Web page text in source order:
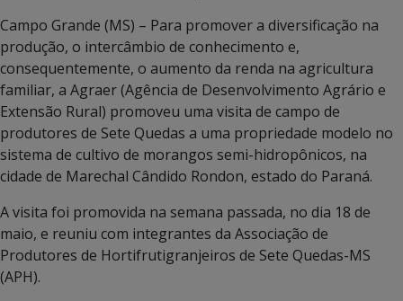
Campo Grande (MS) – Para promover a diversificação na
produção, o intercâmbio de conhecimento e,
consequentemente, o aumento da renda na agricultura
familiar, a Agraer (Agência de Desenvolvimento Agrário e
Extensão Rural) promoveu uma visita de campo de
produtores de Sete Quedas a uma propriedade modelo no
sistema de cultivo de morangos semi-hidropônicos, na
cidade de Marechal Cândido Rondon, estado do Paraná.
A visita foi promovida na semana passada, no dia 18 de
maio, e reuniu com integrantes da Associação de
Produtores de Hortifrutigranjeiros de Sete Quedas-MS
(APH).